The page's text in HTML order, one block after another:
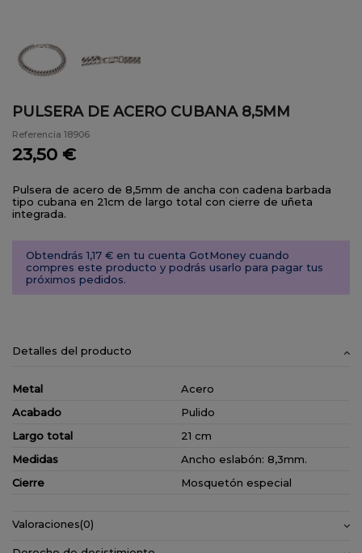
PULSERA DE ACERO CUBANA 8,5MM
Referencia 18906
23,50 €
Pulsera de acero de 8,5mm de ancha con cadena barbada
tipo cubana en 21cm de largo total con cierre de uñeta
integrada.
Obtendrás 1,17 € en tu cuenta GotMoney cuando
compres este producto y podrás usarlo para pagar tus
próximos pedidos.
Detalles del producto
Metal
Acero
Acabado
Pulido
Largo total
21 cm
Medidas
Ancho eslabón: 8,3mm.
Cierre
Mosquetón especial
Valoraciones(0)